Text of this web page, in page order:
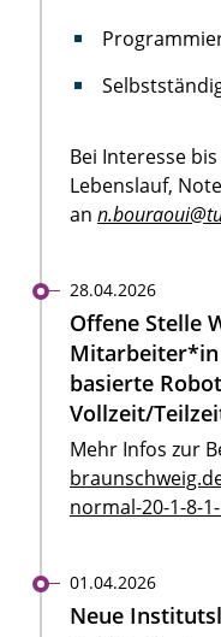
Bei Interesse
Lebenslauf,
an
28.04.2026
Offene Stelle
Mitarbeiter*in
basierte
Vollzeit/
Mehr Infos zur
normal-20-1-8-
01.04.2026
Neue